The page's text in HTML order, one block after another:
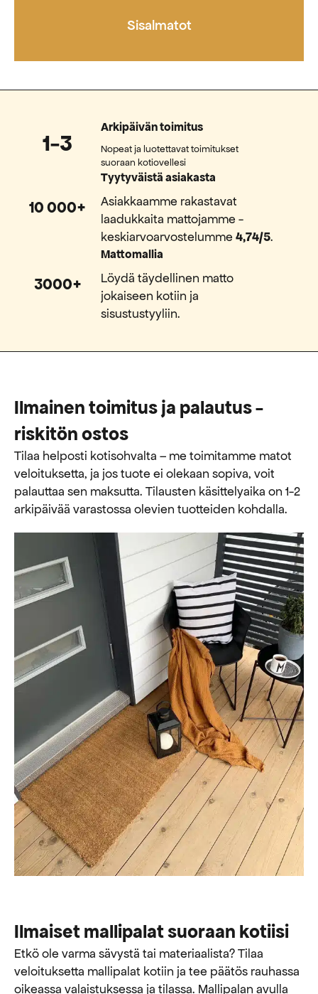
Sisalmatot
1-3
Arkipäivän toimitus
Nopeat ja luotettavat toimitukset
suoraan kotiovellesi
10 000+
Tyytyväistä asiakasta
Asiakkaamme rakastavat
laadukkaita mattojamme -
keskiarvoarvostelumme4,74/5.
3000+
Mattomallia
Löydä täydellinen matto
jokaiseen kotiin ja
sisustustyyliin.
Ilmainen toimitus ja palautus -
riskitön ostos
Tilaa helposti kotisohvalta – me toimitamme matot
veloituksetta, ja jos tuote ei olekaan sopiva, voit
palauttaa sen maksutta. ​​Tilausten käsittelyaika on 1-2
arkipäivää varastossa olevien tuotteiden kohdalla.
Ilmaiset mallipalat suoraan kotiisi
Etkö ole varma sävystä tai materiaalista? Tilaa
veloituksetta mallipalat kotiin ja tee päätös rauhassa
oikeassa valaistuksessa ja tilassa. Mallipalan avulla